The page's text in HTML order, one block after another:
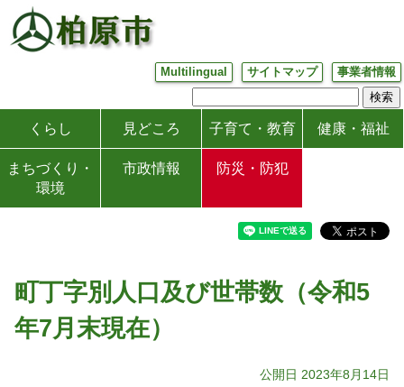
Multilingual サイトマップ 事業者情報
くらし 見どころ 子育て・教育 健康・福祉
まちづくり・
環境
市政情報 防災・防犯
町丁字別人口及び世帯数（令和5
年7月末現在）
公開日 2023年8月14日